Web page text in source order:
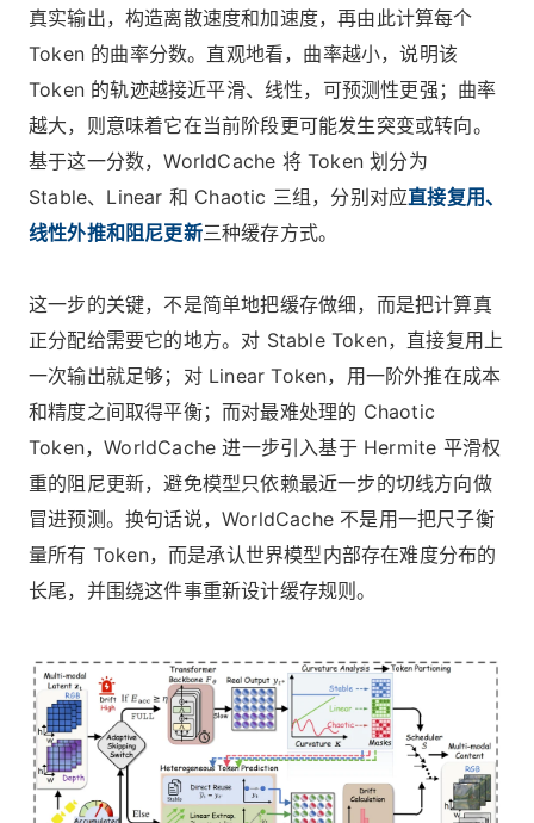
真实输出，构造离散速度和加速度，再由此计算每个
Token 的曲率分数。直观地看，曲率越小，说明该
Token 的轨迹越接近平滑、线性，可预测性更强；曲率
越大，则意味着它在当前阶段更可能发生突变或转向。
基于这一分数，WorldCache 将 Token 划分为
Stable、Linear 和 Chaotic 三组，分别对应直接复用、
线性外推和阻尼更新三种缓存方式。
这一步的关键，不是简单地把缓存做细，而是把计算真
正分配给需要它的地方。对 Stable Token，直接复用上
一次输出就足够；对 Linear Token，用一阶外推在成本
和精度之间取得平衡；而对最难处理的 Chaotic
Token，WorldCache 进一步引入基于 Hermite 平滑权
重的阻尼更新，避免模型只依赖最近一步的切线方向做
冒进预测。换句话说，WorldCache 不是用一把尺子衡
量所有 Token，而是承认世界模型内部存在难度分布的
长尾，并围绕这件事重新设计缓存规则。